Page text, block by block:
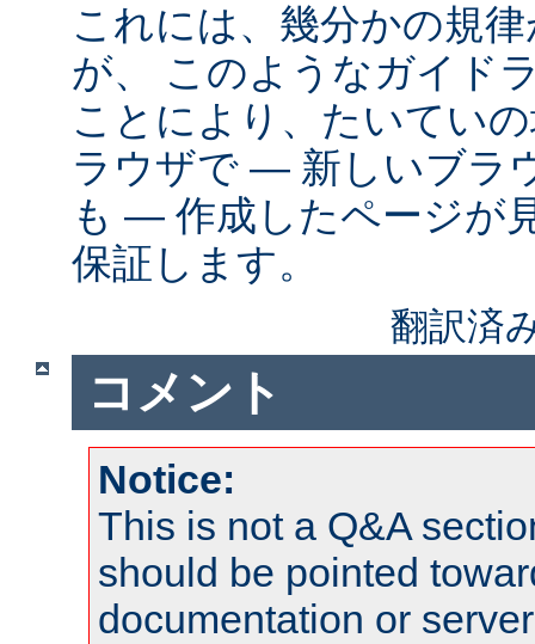
これには、幾分かの規
が、 このようなガイド
ことにより、たいてい
ラウザで ― 新しいブラ
も ― 作成したページが
保証します。
翻訳済
コメント
Notice:
This is not a Q&A
should be pointed
documentation or